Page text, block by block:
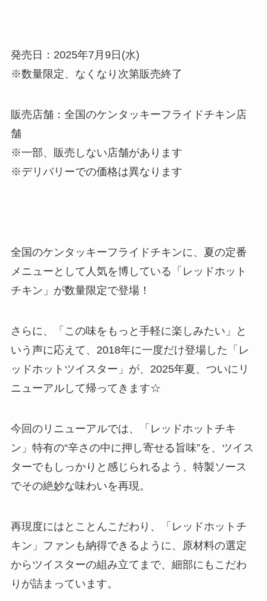
発売日：2025年7月9日(水)
※数量限定、なくなり次第販売終了
販売店舗：全国のケンタッキーフライドチキン店
舗
※一部、販売しない店舗があります
※デリバリーでの価格は異なります
全国のケンタッキーフライドチキンに、夏の定番
メニューとして人気を博している「レッドホット
チキン」が数量限定で登場！
さらに、「この味をもっと手軽に楽しみたい」と
いう声に応えて、2018年に一度だけ登場した「レ
ッドホットツイスター」が、2025年夏、ついにリ
ニューアルして帰ってきます☆
今回のリニューアルでは、「レッドホットチキ
ン」特有の“辛さの中に押し寄せる旨味”を、ツイス
ターでもしっかりと感じられるよう、特製ソース
でその絶妙な味わいを再現。
再現度にはとことんこだわり、「レッドホットチ
キン」ファンも納得できるように、原材料の選定
からツイスターの組み立てまで、細部にもこだわ
りが詰まっています。